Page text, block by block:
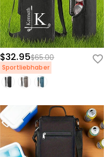
$32.95$65.00
Sportliebhaber